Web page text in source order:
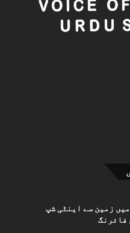
زمین سے اینٹی شپ
فائرنگ